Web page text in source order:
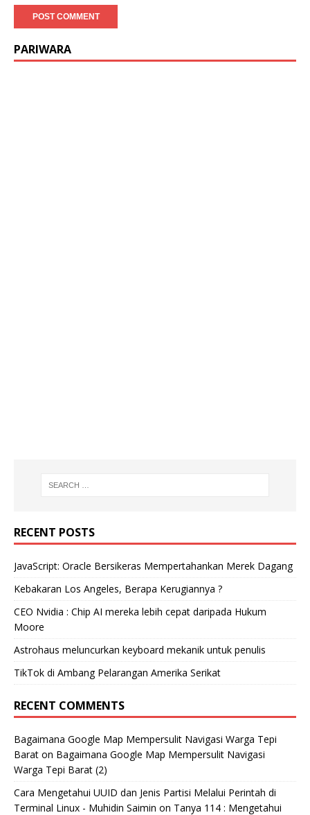
PARIWARA
RECENT POSTS
JavaScript: Oracle Bersikeras Mempertahankan Merek Dagang
Kebakaran Los Angeles, Berapa Kerugiannya ?
CEO Nvidia : Chip AI mereka lebih cepat daripada Hukum
Moore
Astrohaus meluncurkan keyboard mekanik untuk penulis
TikTok di Ambang Pelarangan Amerika Serikat
RECENT COMMENTS
Bagaimana Google Map Mempersulit Navigasi Warga Tepi
Barat on Bagaimana Google Map Mempersulit Navigasi
Warga Tepi Barat (2)
Cara Mengetahui UUID dan Jenis Partisi Melalui Perintah di
Terminal Linux - Muhidin Saimin on Tanya 114 : Mengetahui